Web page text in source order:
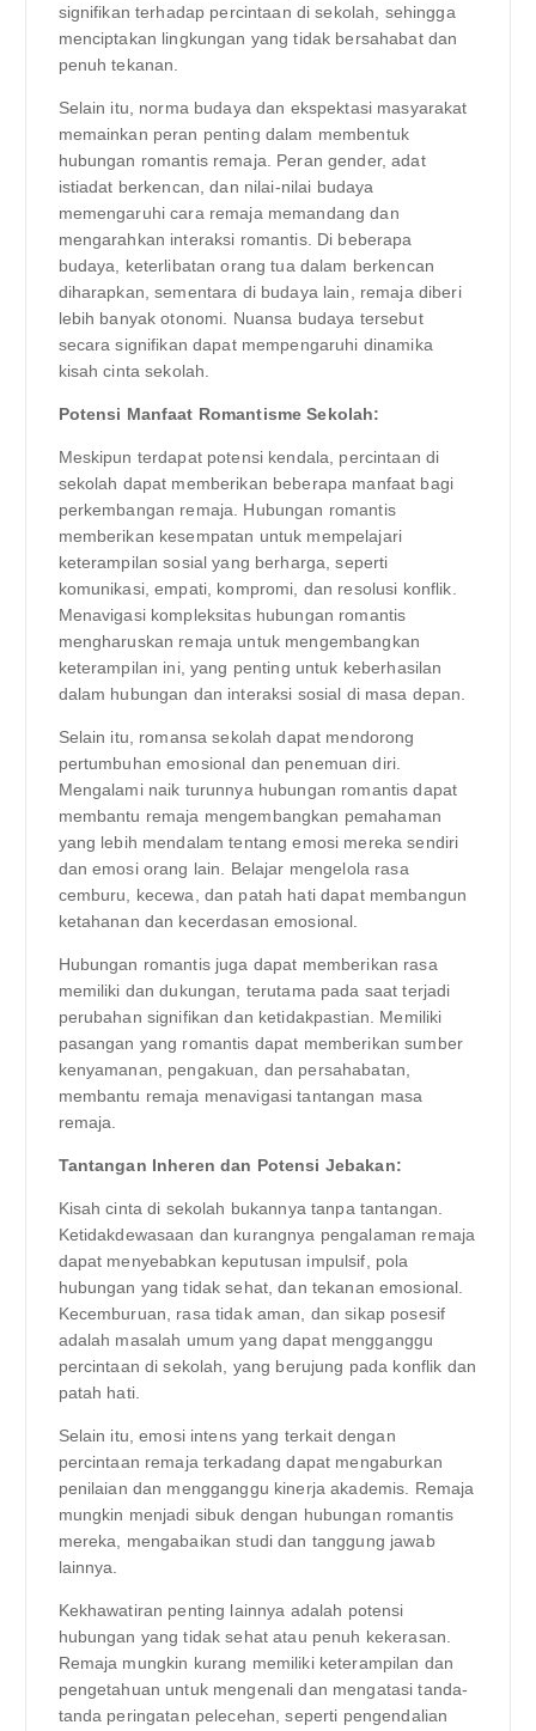
signifikan terhadap percintaan di sekolah, sehingga
menciptakan lingkungan yang tidak bersahabat dan
penuh tekanan.
Selain itu, norma budaya dan ekspektasi masyarakat
memainkan peran penting dalam membentuk
hubungan romantis remaja. Peran gender, adat
istiadat berkencan, dan nilai-nilai budaya
memengaruhi cara remaja memandang dan
mengarahkan interaksi romantis. Di beberapa
budaya, keterlibatan orang tua dalam berkencan
diharapkan, sementara di budaya lain, remaja diberi
lebih banyak otonomi. Nuansa budaya tersebut
secara signifikan dapat mempengaruhi dinamika
kisah cinta sekolah.
Potensi Manfaat Romantisme Sekolah:
Meskipun terdapat potensi kendala, percintaan di
sekolah dapat memberikan beberapa manfaat bagi
perkembangan remaja. Hubungan romantis
memberikan kesempatan untuk mempelajari
keterampilan sosial yang berharga, seperti
komunikasi, empati, kompromi, dan resolusi konflik.
Menavigasi kompleksitas hubungan romantis
mengharuskan remaja untuk mengembangkan
keterampilan ini, yang penting untuk keberhasilan
dalam hubungan dan interaksi sosial di masa depan.
Selain itu, romansa sekolah dapat mendorong
pertumbuhan emosional dan penemuan diri.
Mengalami naik turunnya hubungan romantis dapat
membantu remaja mengembangkan pemahaman
yang lebih mendalam tentang emosi mereka sendiri
dan emosi orang lain. Belajar mengelola rasa
cemburu, kecewa, dan patah hati dapat membangun
ketahanan dan kecerdasan emosional.
Hubungan romantis juga dapat memberikan rasa
memiliki dan dukungan, terutama pada saat terjadi
perubahan signifikan dan ketidakpastian. Memiliki
pasangan yang romantis dapat memberikan sumber
kenyamanan, pengakuan, dan persahabatan,
membantu remaja menavigasi tantangan masa
remaja.
Tantangan Inheren dan Potensi Jebakan:
Kisah cinta di sekolah bukannya tanpa tantangan.
Ketidakdewasaan dan kurangnya pengalaman remaja
dapat menyebabkan keputusan impulsif, pola
hubungan yang tidak sehat, dan tekanan emosional.
Kecemburuan, rasa tidak aman, dan sikap posesif
adalah masalah umum yang dapat mengganggu
percintaan di sekolah, yang berujung pada konflik dan
patah hati.
Selain itu, emosi intens yang terkait dengan
percintaan remaja terkadang dapat mengaburkan
penilaian dan mengganggu kinerja akademis. Remaja
mungkin menjadi sibuk dengan hubungan romantis
mereka, mengabaikan studi dan tanggung jawab
lainnya.
Kekhawatiran penting lainnya adalah potensi
hubungan yang tidak sehat atau penuh kekerasan.
Remaja mungkin kurang memiliki keterampilan dan
pengetahuan untuk mengenali dan mengatasi tanda-
tanda peringatan pelecehan, seperti pengendalian